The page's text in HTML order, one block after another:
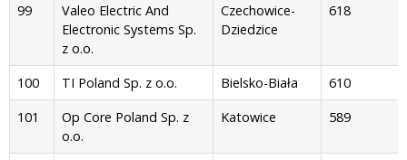
99
Valeo Electric And
Electronic Systems Sp.
z o.o.
Czechowice-
Dziedzice
618
100 TI Poland Sp. z o.o. Bielsko-Biała
610
101
Op Core Poland Sp. z
o.o.
Katowice 589